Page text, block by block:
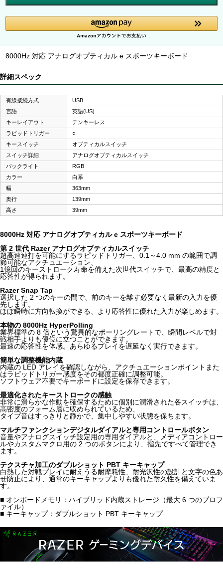
8000Hz 対応 アナログオプティカル e スポーツキーボード
詳細スペック
有線接続方式
USB
言語
英語(US)
キーレイアウト
テンキーレス
ラピッドトリガー
○
キースイッチ
オプティカルスイッチ
スイッチ詳細
アナログオプティカルスイッチ
バックライト
RGB
カラー
白系
幅
363mm
奥行
139mm
高さ
39mm
8000Hz 対応 アナログオプティカル e スポーツキーボード
第 2 世代 Razer アナログオプティカルスイッチ
超高速連打を可能にするラピッドトリガー、0.1～4.0 mm の範囲で調
節可能なアクチュエーション、
1億回のキーストローク寿命を備えた次世代スイッチで、最高の精度と
応答性が得られます。
Razer Snap Tap
選択した 2 つのキーの間で、前のキーを離す必要なく最新の入力を優
先します。
ほぼ瞬時に方向転換ができる、より応答性に優れた入力が楽しめます。
本物の 8000Hz HyperPolling
業界標準の 8 倍という驚異的なポーリングレートで、瞬間レベルで対
戦相手よりも優位に立つことができます。
最速の応答性を体感。あらゆるプレイを遅延なく実行できます。
簡単な調整機能内蔵
内蔵の LED アレイを確認しながら、アクチュエーションポイントまた
はラピッドトリガー感度をその都度正確に調整可能。
ソフトウェア不要でキーボードに設定を保存できます。
最適化されたキーストロークの感触
非常に滑らかな作動を確保するために個別に潤滑された各スイッチは、
高密度のフォーム層に収められているため、
タイプ音はすっきりと静かで、集中しやすい状態を保ちます。
マルチファンクションデジタルダイアルと専用コントロールボタン
音量やアナログスイッチ設定用の専用ダイアルと、メディアコントロー
ルやカスタムマクロ用の 2 つのボタンにより、指先ですべて管理でき
ます。
テクスチャ加工のダブルショット PBT キーキャップ
白熱した対戦プレイに耐えうる耐摩耗性、耐光沢性の設計と文字の色あ
せ防止により、通常のキーキャップよりも優れた耐久性を備えていま
す。
■ オンボードメモリ：ハイブリッド内蔵ストレージ（最大 6 つのプロフ
ァイル）
■ キーキャップ：ダブルショット PBT キーキャップ